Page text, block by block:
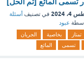
2024 في تصنيف أسئلة
عبود
تمتاز بخاصية
الجريان
تسمى المائع